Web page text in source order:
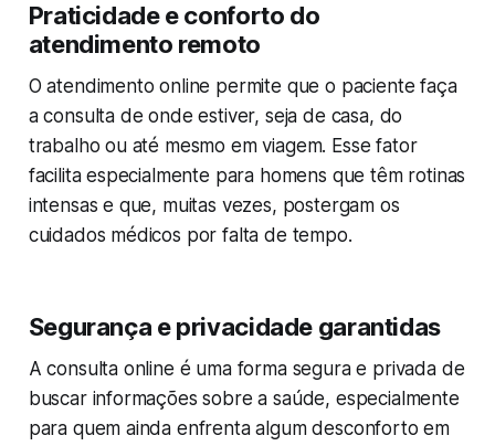
Praticidade e conforto do
atendimento remoto
O atendimento online permite que o paciente faça
a consulta de onde estiver, seja de casa, do
trabalho ou até mesmo em viagem. Esse fator
facilita especialmente para homens que têm rotinas
intensas e que, muitas vezes, postergam os
cuidados médicos por falta de tempo.
Segurança e privacidade garantidas
A consulta online é uma forma segura e privada de
buscar informações sobre a saúde, especialmente
para quem ainda enfrenta algum desconforto em